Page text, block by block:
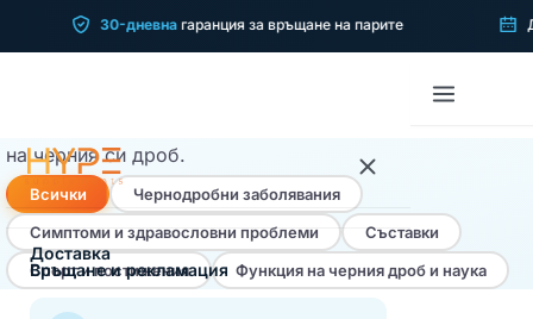
30-дневнагаранция за връщане на парите
Начална
Доставка
Връщане и рекламация
Статии заВашето здраве
Научно обоснована информация, обяснена с ясен
на черния си дроб.
Всички
Чернодробни заболявания
Симптоми и здравословни проблеми
Съставки
Спорт и постижения
Функция на черния дроб и наука